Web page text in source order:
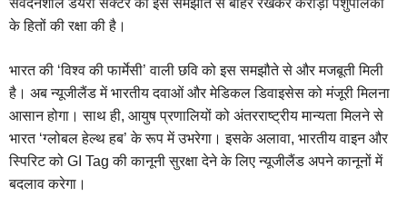
के हितों की रक्षा की है।
भारत की ‘विश्व की फार्मेसी’ वाली छवि को इस समझौते से और मजबूती मिली
है। अब न्यूजीलैंड में भारतीय दवाओं और मेडिकल डिवाइसेस को मंजूरी मिलना
आसान होगा। साथ ही, आयुष प्रणालियों को अंतरराष्ट्रीय मान्यता मिलने से
भारत ‘ग्लोबल हेल्थ हब’ के रूप में उभरेगा। इसके अलावा, भारतीय वाइन और
स्पिरिट को GI Tag की कानूनी सुरक्षा देने के लिए न्यूजीलैंड अपने कानूनों में
बदलाव करेगा।